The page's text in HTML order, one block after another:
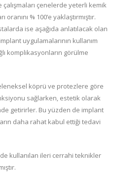
çenelerde yeterli kemik
% 100’e yaklaştırmıştır.
ise aşağıda anlatılacak olan
uygulamalarının kullanım
komplikasyonların görülme
köprü ve protezlere göre
sağlarken, estetik olarak
getirirler. Bu yüzden de implant
daha rahat kabul ettiği tedavi
kullanılan ileri cerrahi teknikler